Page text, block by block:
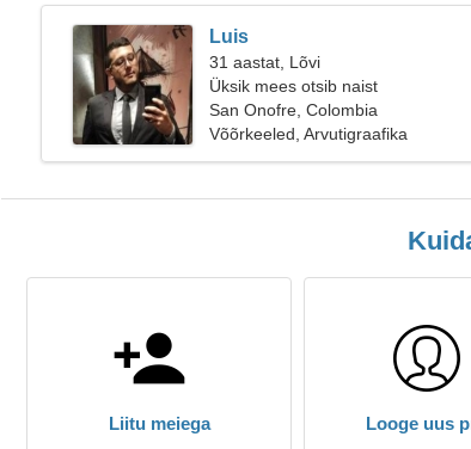
Luis
31 aastat, Lõvi
Üksik mees otsib naist
San Onofre, Colombia
Võõrkeeled, Arvutigraafika
Liitu meiega Looge uus